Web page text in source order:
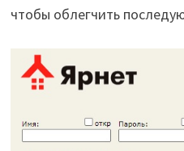
чтобы облегчить